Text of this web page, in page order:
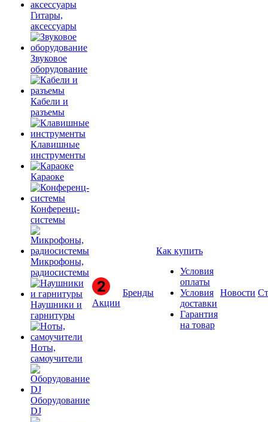
Гитары,
аксессуары
Звуковое
оборудование
Кабели и
разъемы
Клавишные
инструменты
Караоке
Конференц-
системы
Микрофоны,
радиосистемы
Наушники и
гарнитуры
Ноты,
самоучители
Оборудование
DJ
Акции
Бренды
Как купить
Условия
оплаты
Условия
доставки
Гарантия
на товар
Новости